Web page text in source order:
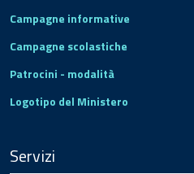
Campagne informative
Campagne scolastiche
Patrocini - modalità
Logotipo del Ministero
Servizi